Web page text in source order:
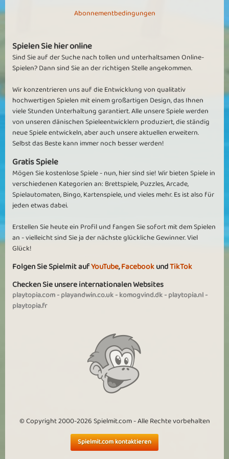
Schönes und forderndes Spiel...Suchtgefahr!
ReneEnrico7
toll ist es dessen weil weltweit das spiel gespielt wird.desshalb
sollen weitere 100 lvl drauf sein.
Mehr sehen
Abonnementbedingungen
Spielen Sie hier online
Sind Sie auf der Suche nach tollen und unterhaltsamen Online-
Spielen? Dann sind Sie an der richtigen Stelle angekommen.
Wir konzentrieren uns auf die Entwicklung von qualitativ
hochwertigen Spielen mit einem großartigen Design, das Ihnen
viele Stunden Unterhaltung garantiert. Alle unsere Spiele werden
von unseren dänischen Spieleentwicklern produziert, die ständig
neue Spiele entwickeln, aber auch unsere aktuellen erweitern.
Selbst das Beste kann immer noch besser werden!
Gratis Spiele
Mögen Sie kostenlose Spiele - nun, hier sind sie! Wir bieten Spiele in
verschiedenen Kategorien an: Brettspiele, Puzzles, Arcade,
Spielautomaten, Bingo, Kartenspiele, und vieles mehr. Es ist also für
jeden etwas dabei.
Erstellen Sie heute ein Profil und fangen Sie sofort mit dem Spielen
an - vielleicht sind Sie ja der nächste glückliche Gewinner. Viel
Glück!
Folgen Sie Spielmit aufYouTube,FacebookundTikTok
Checken Sie unsere internationalen Websites
playtopia.com-playandwin.co.uk-komogvind.dk-playtopia.nl-
playtopia.fr
© Copyright 2000-2026 Spielmit.com - Alle Rechte vorbehalten
Spielmit.com kontaktieren